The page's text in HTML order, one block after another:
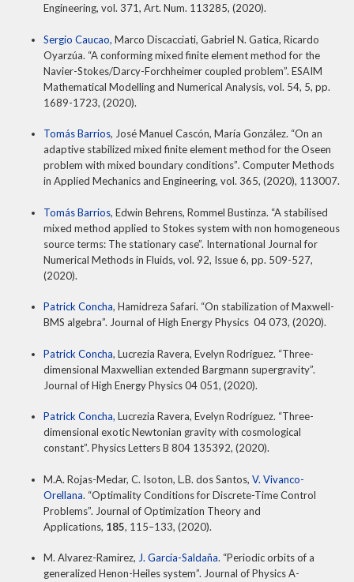
Engineering, vol. 371, Art. Num. 113285, (2020).
Sergio Caucao, Marco Discacciati, Gabriel N. Gatica, Ricardo
Oyarzúa. “A conforming mixed finite element method for the
Navier-Stokes/Darcy-Forchheimer coupled problem”. ESAIM
Mathematical Modelling and Numerical Analysis, vol. 54, 5, pp.
1689-1723, (2020).
Tomás Barrios, José Manuel Cascón, María González. “On an
adaptive stabilized mixed finite element method for the Oseen
problem with mixed boundary conditions”. Computer Methods
in Applied Mechanics and Engineering, vol. 365, (2020), 113007.
Tomás Barrios, Edwin Behrens, Rommel Bustinza. “A stabilised
mixed method applied to Stokes system with non homogeneous
source terms: The stationary case”. International Journal for
Numerical Methods in Fluids, vol. 92, Issue 6, pp. 509-527,
(2020).
Patrick Concha, Hamidreza Safari. “On stabilization of Maxwell-
BMS algebra”. Journal of High Energy Physics 04 073, (2020).
Patrick Concha, Lucrezia Ravera, Evelyn Rodríguez. “Three-
dimensional Maxwellian extended Bargmann supergravity”.
Journal of High Energy Physics 04 051, (2020).
Patrick Concha, Lucrezia Ravera, Evelyn Rodríguez. “Three-
dimensional exotic Newtonian gravity with cosmological
constant”. Physics Letters B 804 135392, (2020).
M.A. Rojas-Medar, C. Isoton, L.B. dos Santos, V. Vivanco-
Orellana. “Optimality Conditions for Discrete-Time Control
Problems”. Journal of Optimization Theory and
Applications, 185, 115–133, (2020).
M. Alvarez-Ramirez, J. García-Saldaña. “Periodic orbits of a
generalized Henon-Heiles system”. Journal of Physics A-